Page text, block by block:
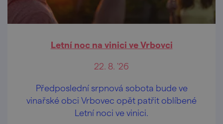
Letní noc na vinici ve Vrbovci
22. 8. '26
Předposlední srpnová sobota bude ve
vinařské obci Vrbovec opět patřit oblíbené
Letní noci ve vinici.